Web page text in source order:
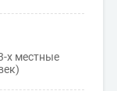
х местные